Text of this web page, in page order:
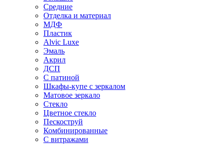
Средние
Отделка и материал
МДФ
Пластик
Alvic Luxe
Эмаль
Акрил
ДСП
С патиной
Шкафы-купе с зеркалом
Матовое зеркало
Стекло
Цветное стекло
Пескоструй
Комбинированные
С витражами